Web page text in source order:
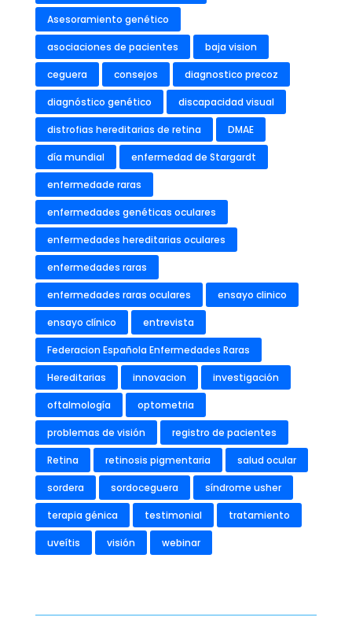
Asesoramiento genético
asociaciones de pacientes baja vision
ceguera consejos diagnostico precoz
diagnóstico genético discapacidad visual
distrofias hereditarias de retina DMAE
día mundial enfermedad de Stargardt
enfermedade raras
enfermedades genéticas oculares
enfermedades hereditarias oculares
enfermedades raras
enfermedades raras oculares ensayo clinico
ensayo clínico entrevista
Federacion Española Enfermedades Raras
Hereditarias innovacion investigación
oftalmología optometria
problemas de visión registro de pacientes
Retina retinosis pigmentaria salud ocular
sordera sordoceguera síndrome usher
terapia génica testimonial tratamiento
uveítis visión webinar